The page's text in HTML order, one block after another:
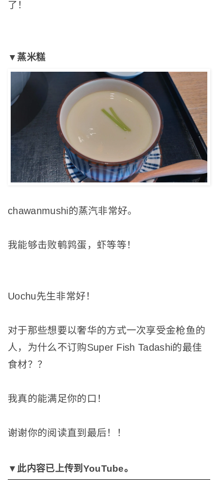
了！
▼蒸米糕
chawanmushi的蒸汽非常好。
我能够击败鹌鹑蛋，虾等等！
Uochu先生非常好！
对于那些想要以奢华的方式一次享受金枪鱼的
人，为什么不订购Super Fish Tadashi的最佳
食材？ ？
我真的能满足你的口！
谢谢你的阅读直到最后！ ！
▼此内容已上传到YouTube。